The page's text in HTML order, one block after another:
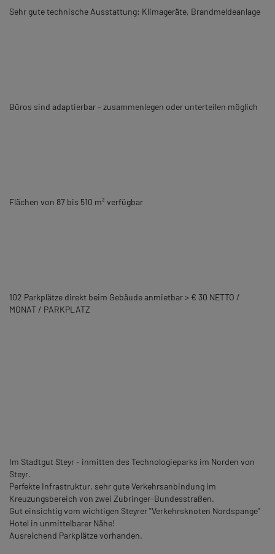
Sehr gute technische Ausstattung: Klimageräte, Brandmeldeanlage
Büros sind adaptierbar - zusammenlegen oder unterteilen möglich
Flächen von 87 bis 510 m² verfügbar
102 Parkplätze direkt beim Gebäude anmietbar > € 30 NETTO /
MONAT / PARKPLATZ
Im Stadtgut Steyr - inmitten des Technologieparks im Norden von
Steyr.
Perfekte Infrastruktur, sehr gute Verkehrsanbindung im
Kreuzungsbereich von zwei Zubringer-Bundesstraßen.
Gut einsichtig vom wichtigen Steyrer "Verkehrsknoten Nordspange"
Hotel in unmittelbarer Nähe!
Ausreichend Parkplätze vorhanden.